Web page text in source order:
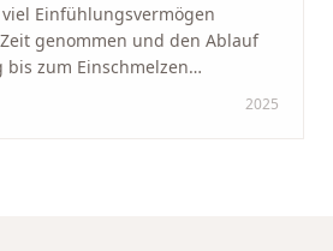
Einfühlungsvermögen
genommen und den Ablauf
zum Einschmelzen
gestaltet. Diskreter,
2025